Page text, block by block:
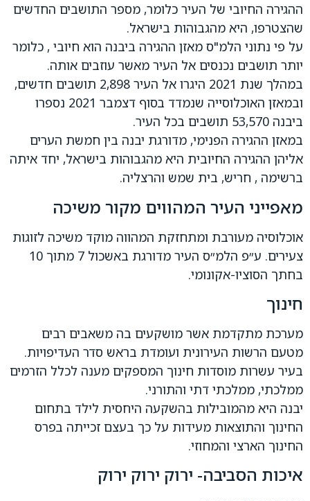
ההגירה החיובי של העיר כלומר, מספר התושבים החדשים
שהצטרפו, היא מהגבוהות בישראל.
על פי נתוני הלמ"ס מאזן ההגירה ביבנה הוא חיובי , כלומר
יותר תושבים נכנסים אל העיר מאשר עוזבים אותה.
במהלך שנת 2021 היגרו אל העיר 2,898 תושבים חדשים,
ובמאזן האוכלוסייה שנמדד בסוף דצמבר 2021 נספרו
ביבנה 53,570 תושבים בכל העיר.
במאזן ההגירה הפנימי, מדורגת יבנה בין חמשת הערים
אליהן ההגירה החיובית היא מהגבוהות בישראל, יחד איתה
ברשימה , חריש, בית שמש והרצליה.
מאפייני העיר המהווים מקור משיכה
אוכלוסיה מעורבת ומתחזקת המהווה מוקד משיכה לזוגות
צעירים. ע״פ הלמ״ס העיר מדורגת באשכול 7 מתוך 10
בחתך הסוציו-אקונומי.
חינוך
מערכת מתקדמת אשר מושקעים בה משאבים רבים
מטעם הרשות העירונית ועומדת בראש סדר העדיפויות.
בעיר עשרות מוסדות חינוך המספקים מענה לכלל הזרמים
ממלכתי, ממלכתי דתי והתורני.
יבנה היא מהמובילות בהשקעה היחסית לילד בתחום
החינוך והתוצאות מעידות על כך בעצם זכייתה בפרס
החינוך הארצי והמחוזי.
איכות הסביבה- ירוק ירוק ירוק